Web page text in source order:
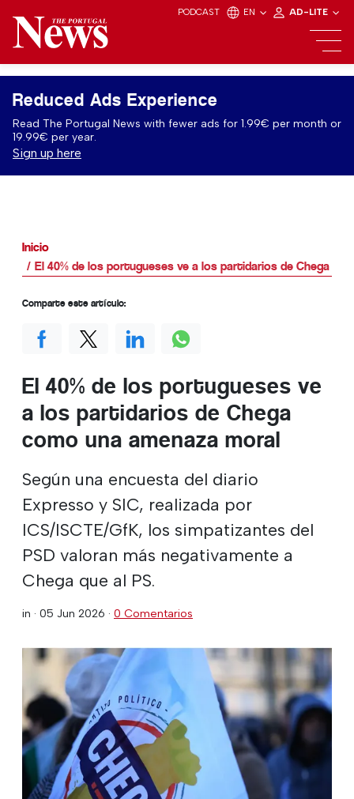
PODCAST EN AD-LITE
Reduced Ads Experience
Read The Portugal News with fewer ads for 1.99€ per month or
19.99€ per year.
Sign up here
Inicio
El 40% de los portugueses ve a los partidarios de Chega
El 40% de los portugueses ve
a los partidarios de Chega
como una amenaza moral
Según una encuesta del diario
Expresso y SIC, realizada por
ICS/ISCTE/GfK, los simpatizantes del
PSD valoran más negativamente a
Chega que al PS.
in · 05 Jun 2026 · 0 Comentarios
Comparte este artículo: